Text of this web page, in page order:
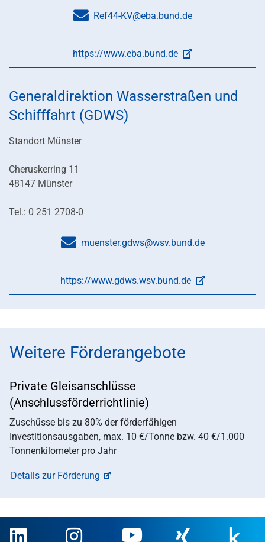
Ref44-KV@eba.bund.de
https://www.eba.bund.de
Generaldirektion Wasserstraßen und
Schifffahrt (GDWS)
Standort Münster
Cheruskerring 11
48147 Münster
Tel.: 0 251 2708-0
muenster.gdws@wsv.bund.de
https://www.gdws.wsv.bund.de
Weitere Förderangebote
Private Gleisanschlüsse
(Anschlussförderrichtlinie)
Zuschüsse bis zu 80% der förderfähigen
Investitionsausgaben, max. 10 €/Tonne bzw. 40 €/1.000
Tonnenkilometer pro Jahr
Details zur Förderung